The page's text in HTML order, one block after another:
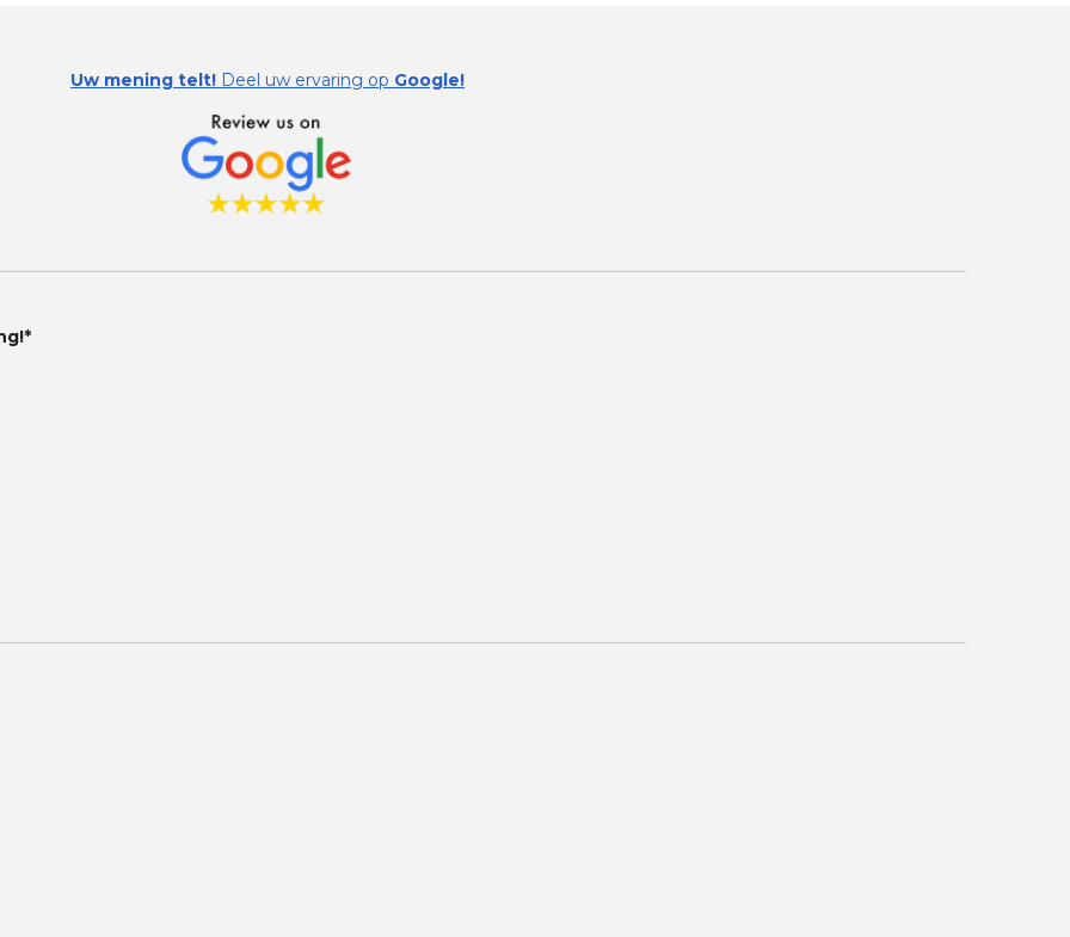
Uw mening telt! Deel uw ervaring op Google!